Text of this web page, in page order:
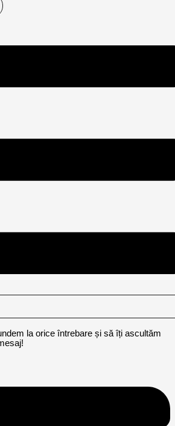
la orice întrebare și să îți ascultăm